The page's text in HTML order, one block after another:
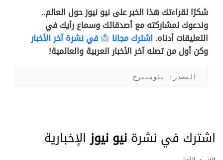
شكرًا لقراءتك هذا الخبر على نيو نيوز حول العالم..
وندعوك لمشاركته مع أصدقائك وسماع رأيك في
التعليقات أدناه. اشترك مجانا
في نشرة آخر الأخبار
وكن أول من تصله آخر الأخبار العربية والعالمية!
المصدر: بلومبيرج
اشترك في نشرةنيو نيوزالإخبارية